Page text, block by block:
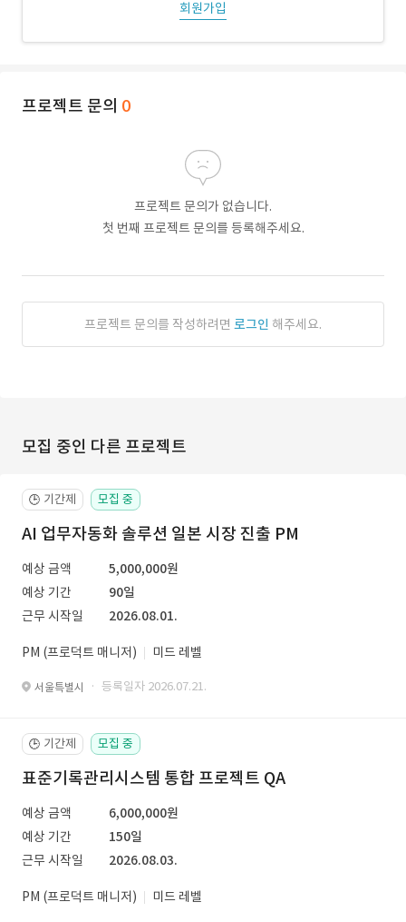
회원가입
프로젝트 문의 0
프로젝트 문의가 없습니다.
첫 번째 프로젝트 문의를 등록해주세요.
프로젝트 문의를 작성하려면 로그인 해주세요.
모집 중인 다른 프로젝트
🕒 기간제 모집 중
AI 업무자동화 솔루션 일본 시장 진출 PM
예상 금액
5,000,000원
예상 기간
90일
근무 시작일
2026.08.01.
PM (프로덕트 매니저) 미드 레벨
서울특별시 · 등록일자 2026.07.21.
🕒 기간제 모집 중
표준기록관리시스템 통합 프로젝트 QA
예상 금액
6,000,000원
예상 기간
150일
근무 시작일
2026.08.03.
PM (프로덕트 매니저) 미드 레벨